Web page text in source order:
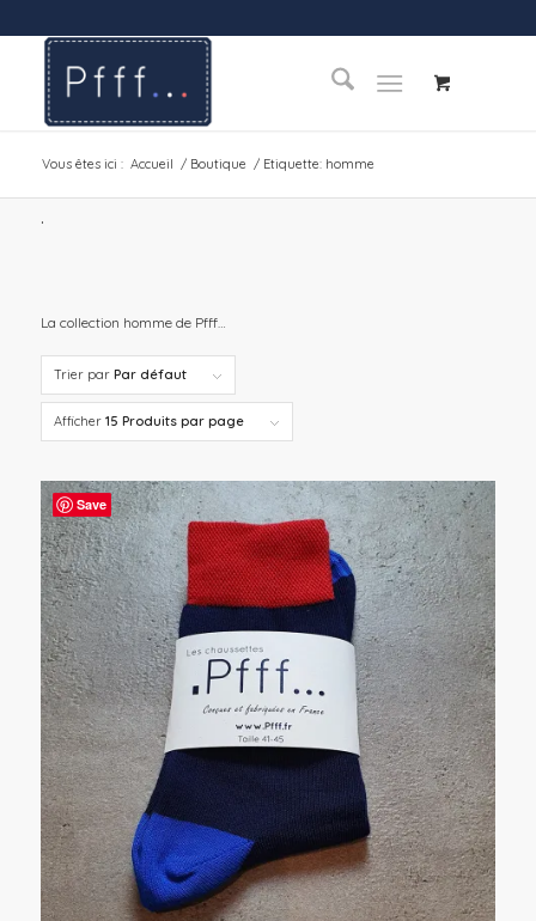
Vous êtes ici : Accueil / Boutique / Etiquette: homme
.
La collection homme de Pfff…
Trier par Par défaut
Afficher 15 Produits par page
Save